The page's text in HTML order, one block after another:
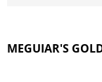
MEGUIAR'S